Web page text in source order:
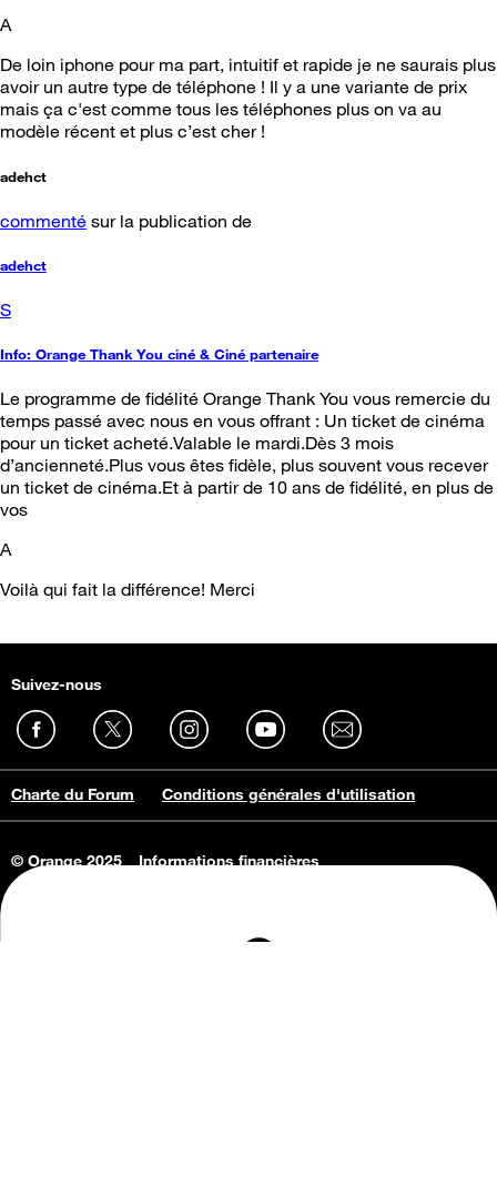
A
De loin iphone pour ma part, intuitif et rapide je ne saurais plus
avoir un autre type de téléphone ! Il y a une variante de prix
mais ça c'est comme tous les téléphones plus on va au
modèle récent et plus c’est cher !
adehct
commenté sur la publication de
adehct
S
Info: Orange Thank You ciné & Ciné partenaire
Le programme de fidélité Orange Thank You vous remercie du
temps passé avec nous en vous offrant : Un ticket de cinéma
pour un ticket acheté.Valable le mardi.Dès 3 mois
d’ancienneté.Plus vous êtes fidèle, plus souvent vous recever
un ticket de cinéma.Et à partir de 10 ans de fidélité, en plus de
vos
A
Voilà qui fait la différence! Merci
Suivez-nous
Charte du Forum Conditions générales d'utilisation
© Orange 2025
Informations financières